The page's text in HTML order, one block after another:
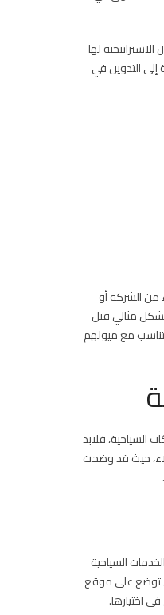
لها
التدوين في
من الشركة أو
مثالي قبل
مع ميولهم
السياحية، فلابد
حيث قد وضحت
السياحية
توضع على موقع
اختيارها.